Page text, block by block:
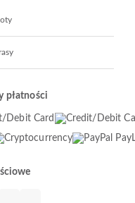
płatności